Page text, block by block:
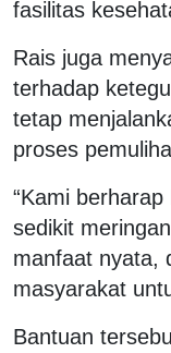
fasilitas
Rais juga
terhadap
tetap
proses
“Kami
sedikit
manfaat nyata,
masyarakat
Bantuan